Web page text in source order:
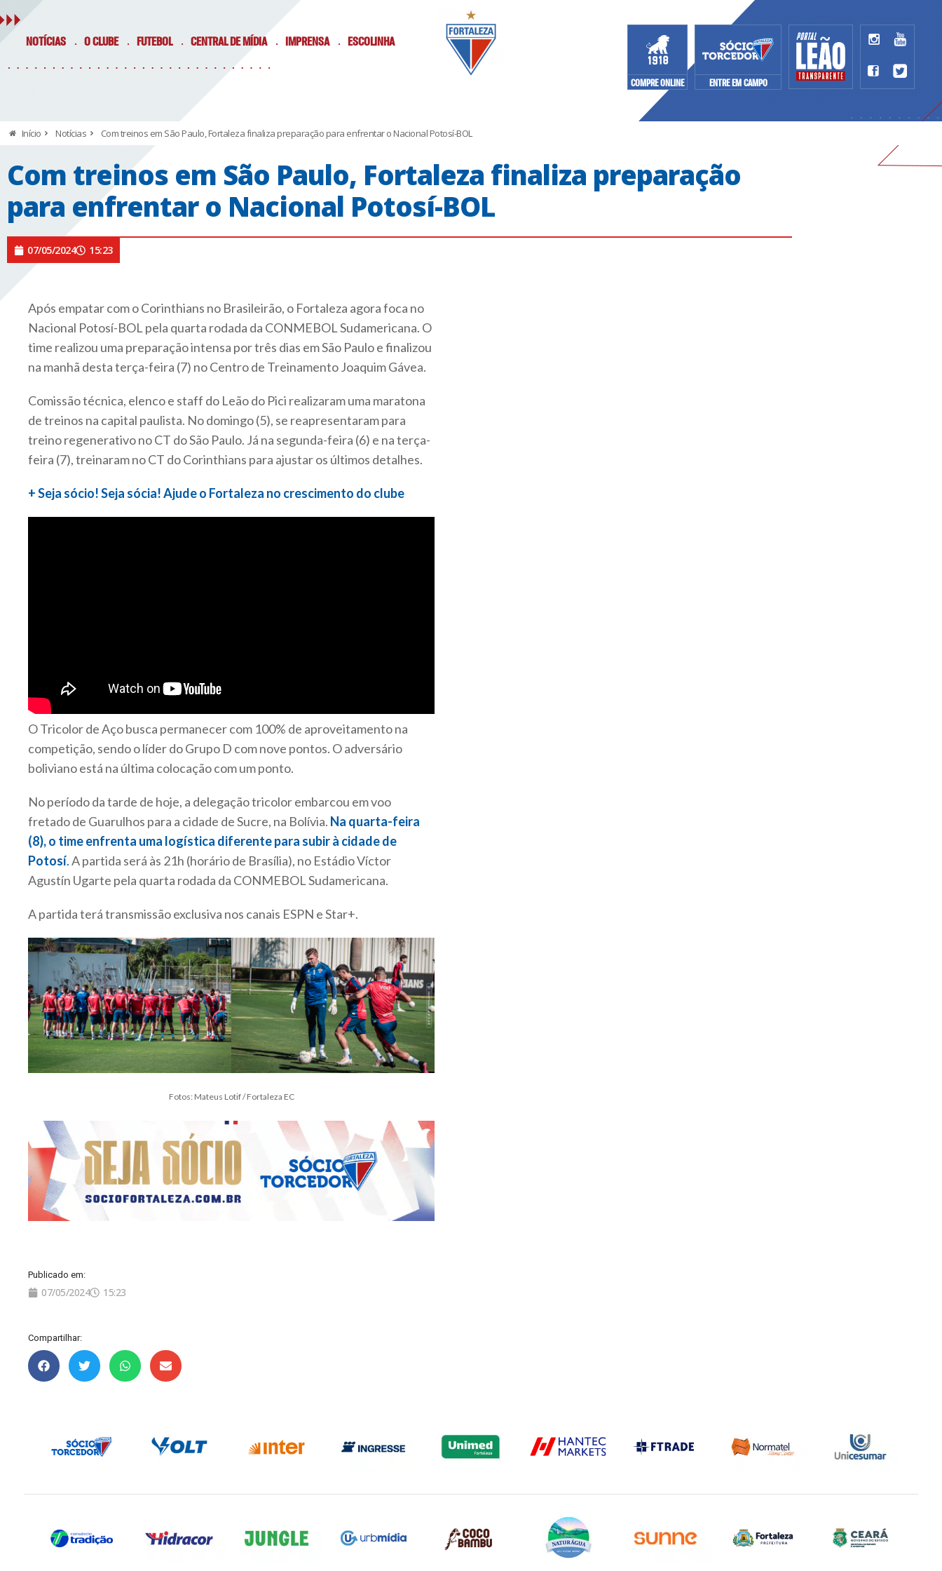
NOTÍCIAS O CLUBE FUTEBOL CENTRAL DE MÍDIA IMPRENSA ESCOLINHA
COMPRE ONLINE ENTRE EM CAMPO
Início Notícias Com treinos em São Paulo, Fortaleza finaliza preparação para enfrentar o Nacional Potosí-BOL
Com treinos em São Paulo, Fortaleza finaliza preparação
para enfrentar o Nacional Potosí-BOL
07/05/2024 15:23
Após empatar com o Corinthians no Brasileirão, o Fortaleza agora foca no
Nacional Potosí-BOL pela quarta rodada da CONMEBOL Sudamericana. O
time realizou uma preparação intensa por três dias em São Paulo e finalizou
na manhã desta terça-feira (7) no Centro de Treinamento Joaquim Gávea.
Comissão técnica, elenco e staff do Leão do Pici realizaram uma maratona
de treinos na capital paulista. No domingo (5), se reapresentaram para
treino regenerativo no CT do São Paulo. Já na segunda-feira (6) e na terça-
feira (7), treinaram no CT do Corinthians para ajustar os últimos detalhes.
+ Seja sócio! Seja sócia! Ajude o Fortaleza no crescimento do clube
O Tricolor de Aço busca permanecer com 100% de aproveitamento na
competição, sendo o líder do Grupo D com nove pontos. O adversário
boliviano está na última colocação com um ponto.
No período da tarde de hoje, a delegação tricolor embarcou em voo
fretado de Guarulhos para a cidade de Sucre, na Bolívia. Na quarta-feira
(8), o time enfrenta uma logística diferente para subir à cidade de
Potosí.A partida será às 21h (horário de Brasília), no Estádio Víctor
Agustín Ugarte pela quarta rodada da CONMEBOL Sudamericana.
A partida terá transmissão exclusiva nos canais ESPN e Star+.
Fotos: Mateus Lotif / Fortaleza EC
Publicado em:
07/05/2024 15:23
Compartilhar: